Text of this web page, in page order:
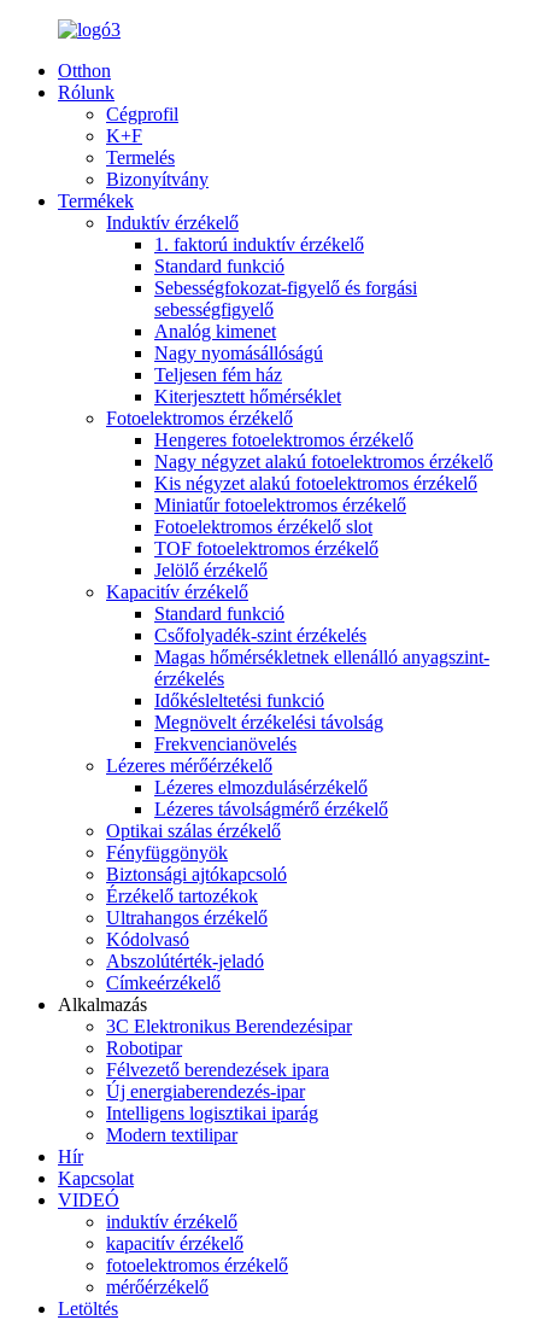
Otthon
Rólunk
Cégprofil
K+F
Termelés
Bizonyítvány
Termékek
Induktív érzékelő
1. faktorú induktív érzékelő
Standard funkció
Sebességfokozat-figyelő és forgási
sebességfigyelő
Analóg kimenet
Nagy nyomásállóságú
Teljesen fém ház
Kiterjesztett hőmérséklet
Fotoelektromos érzékelő
Hengeres fotoelektromos érzékelő
Nagy négyzet alakú fotoelektromos érzékelő
Kis négyzet alakú fotoelektromos érzékelő
Miniatűr fotoelektromos érzékelő
Fotoelektromos érzékelő slot
TOF fotoelektromos érzékelő
Jelölő érzékelő
Kapacitív érzékelő
Standard funkció
Csőfolyadék-szint érzékelés
Magas hőmérsékletnek ellenálló anyagszint-
érzékelés
Időkésleltetési funkció
Megnövelt érzékelési távolság
Frekvencianövelés
Lézeres mérőérzékelő
Lézeres elmozdulásérzékelő
Lézeres távolságmérő érzékelő
Optikai szálas érzékelő
Fényfüggönyök
Biztonsági ajtókapcsoló
Érzékelő tartozékok
Ultrahangos érzékelő
Kódolvasó
Abszolútérték-jeladó
Címkeérzékelő
Alkalmazás
3C Elektronikus Berendezésipar
Robotipar
Félvezető berendezések ipara
Új energiaberendezés-ipar
Intelligens logisztikai iparág
Modern textilipar
Hír
Kapcsolat
VIDEÓ
induktív érzékelő
kapacitív érzékelő
fotoelektromos érzékelő
mérőérzékelő
Letöltés